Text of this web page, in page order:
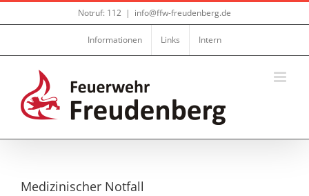
Zum
Notruf: 112 | info@ffw-freudenberg.de
Informationen Links Intern
Medizinischer Notfall